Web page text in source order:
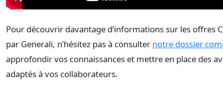
Pour découvrir davantage d’informations sur les offres
par Generali, n’hésitez pas à consulter notre dossier
approfondir vos connaissances et mettre en place des
adaptés à vos collaborateurs.